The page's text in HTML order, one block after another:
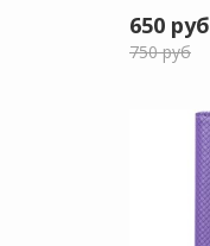
650 руб
750 руб